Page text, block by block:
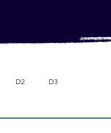
D2 D3